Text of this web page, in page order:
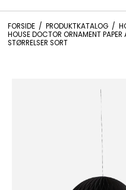
FORSIDE / PRODUKTKATALOG /
HOUSE DOCTOR ORNAMENT
STØRRELSER SORT